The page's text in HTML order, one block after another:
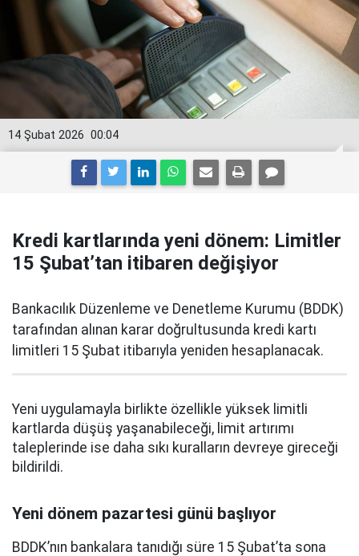
00:04
14 Şubat 2026
Kredi kartlarında yeni dönem: Limitler
15 Şubat’tan itibaren değişiyor
Bankacılık Düzenleme ve Denetleme Kurumu (BDDK)
tarafından alınan karar doğrultusunda kredi kartı
limitleri 15 Şubat itibarıyla yeniden hesaplanacak.
Yeni uygulamayla birlikte özellikle yüksek limitli
kartlarda düşüş yaşanabileceği, limit artırımı
taleplerinde ise daha sıkı kuralların devreye gireceği
bildirildi.
Yeni dönem pazartesi günü başlıyor
BDDK’nın bankalara tanıdığı süre 15 Şubat’ta sona